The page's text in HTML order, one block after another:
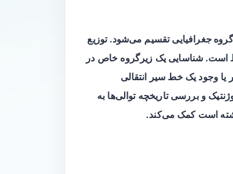
جغرافیایی تقسیم می‌شود. توزیع
است. شناسایی یک زیرگروه خاص در
یا وجود یک خط سیر انتقالی
و بررسی تاریخچه توالی‌ها به
است کمک می‌کند.